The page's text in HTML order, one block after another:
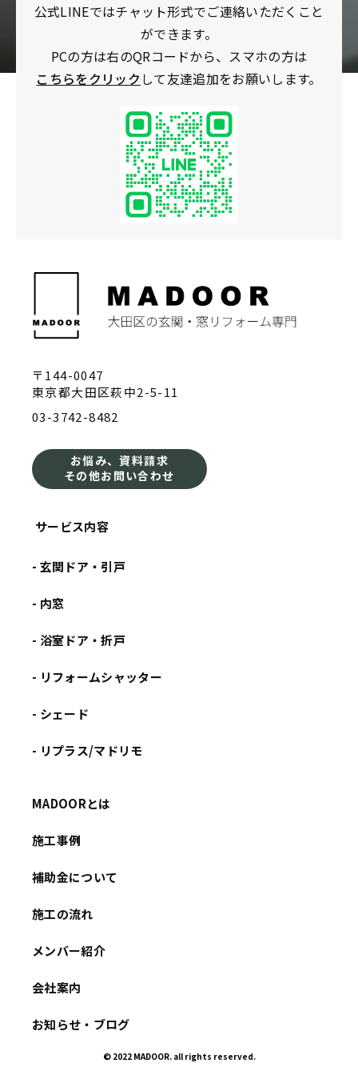
公式LINEではチャット形式でご連絡いただくこと
ができます。
PCの方は右のQRコードから、スマホの方は
こちらをクリック して友達追加をお願いします。
〒144-0047
東京都大田区萩中2-5-11
03-3742-8482
お悩み、資料請求
その他お問い合わせ
サービス内容
- 玄関ドア・引戸
- 内窓
- 浴室ドア・折戸
- リフォームシャッター
- シェード
- リプラス/マドリモ
MADOORとは
施工事例
補助金について
施工の流れ
メンバー紹介
会社案内
お知らせ・ブログ
© 2022 MADOOR. all rights reserved.